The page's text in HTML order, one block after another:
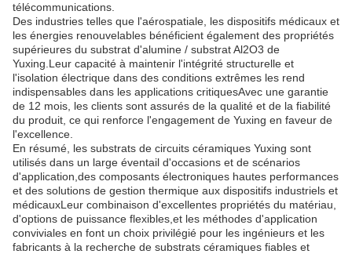
télécommunications.
Des industries telles que l'aérospatiale, les dispositifs médicaux et
les énergies renouvelables bénéficient également des propriétés
supérieures du substrat d'alumine / substrat Al2O3 de
Yuxing.Leur capacité à maintenir l'intégrité structurelle et
l'isolation électrique dans des conditions extrêmes les rend
indispensables dans les applications critiquesAvec une garantie
de 12 mois, les clients sont assurés de la qualité et de la fiabilité
du produit, ce qui renforce l'engagement de Yuxing en faveur de
l'excellence.
En résumé, les substrats de circuits céramiques Yuxing sont
utilisés dans un large éventail d'occasions et de scénarios
d'application,des composants électroniques hautes performances
et des solutions de gestion thermique aux dispositifs industriels et
médicauxLeur combinaison d'excellentes propriétés du matériau,
d'options de puissance flexibles,et les méthodes d'application
conviviales en font un choix privilégié pour les ingénieurs et les
fabricants à la recherche de substrats céramiques fiables et